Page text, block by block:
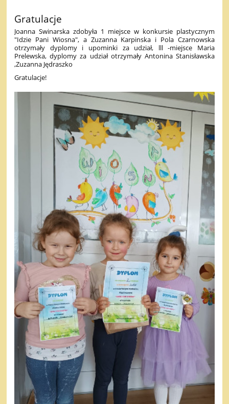
Gratulacje
Joanna Swinarska zdobyła 1 miejsce w konkursie plastycznym
"Idzie Pani Wiosna", a Zuzanna Karpinska i Pola Czarnowska
otrzymały dyplomy i upominki za udział, lll -miejsce Maria
Prelewska, dyplomy za udział otrzymały Antonina Stanisławska
,Zuzanna Jędraszko
Gratulacje!